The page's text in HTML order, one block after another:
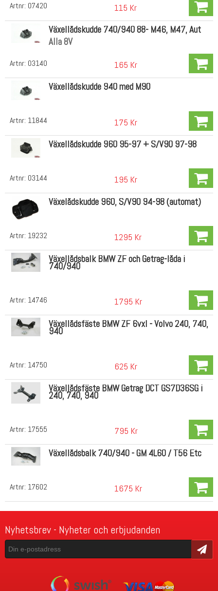
Artnr: 07420 115 Kr
Artnr: 03140
Växellådskudde 740/940 88- M46, M47, Aut
Alla 8V
165 Kr
Artnr: 11844
Växellådskudde 940 med M90
175 Kr
Artnr: 03144
Växellådskudde 960 95-97 + S/V90 97-98
195 Kr
Artnr: 19232
Växelådskudde 960, S/V90 94-98 (automat)
1295 Kr
Artnr: 14746
Växellådsbalk BMW ZF och Getrag-låda i
740/940
1795 Kr
Artnr: 14750
Växellådsfäste BMW ZF 6vxl - Volvo 240, 740,
940
625 Kr
Artnr: 17555
Växellådsfäste BMW Getrag DCT GS7D36SG i
240, 740, 940
795 Kr
Artnr: 17602
Växellådsbalk 740/940 - GM 4L60 / T56 Etc
1675 Kr
Nyhetsbrev - Nyheter och erbjudanden
Skicka